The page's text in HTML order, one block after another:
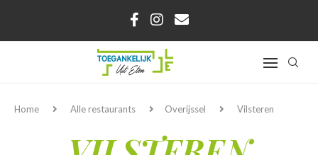
Home Alle restaurants Overijssel Vilsteren